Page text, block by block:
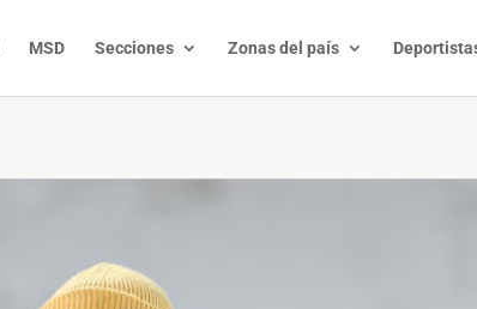
MSD Secciones Zonas del país